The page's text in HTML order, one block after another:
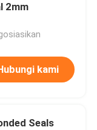
2mm
kami
Seals